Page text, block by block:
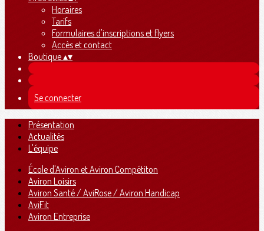
Horaires
Tarifs
Formulaires d'inscriptions et flyers
Accès et contact
Boutique▴▾
Se connecter
Présentation
Actualités
L'équipe
École d'Aviron et Aviron Compétiton
Aviron Loisirs
Aviron Santé / AviRose / Aviron Handicap
AviFit
Aviron Entreprise